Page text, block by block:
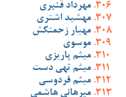
مهرداد قنبری
مهشید اشتری
مهیار زحمتکش
موسوی
میثم پاریزی
میثم تهی دست
میثم فردوسی
میرهانی هاشمی